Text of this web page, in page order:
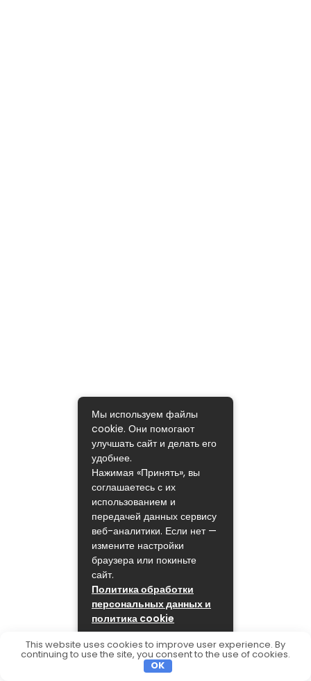
Мы используем файлы
cookie. Они помогают
улучшать сайт и делать его
удобнее.
Нажимая «Принять», вы
соглашаетесь с их
использованием и
передачей данных сервису
веб-аналитики. Если нет —
измените настройки
браузера или покиньте
сайт.
Политика обработки
персональных данных и
политика cookie
ПРИНЯТЬ
This website uses cookies to improve user experience. By
continuing to use the site, you consent to the use of cookies.
OK